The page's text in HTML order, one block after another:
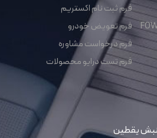
فرم ثبت نام اکستریم
فرم تعویض خودرو
فرم درخواست مشاوره
فرم تست درایو محصولات
نبش یقطین